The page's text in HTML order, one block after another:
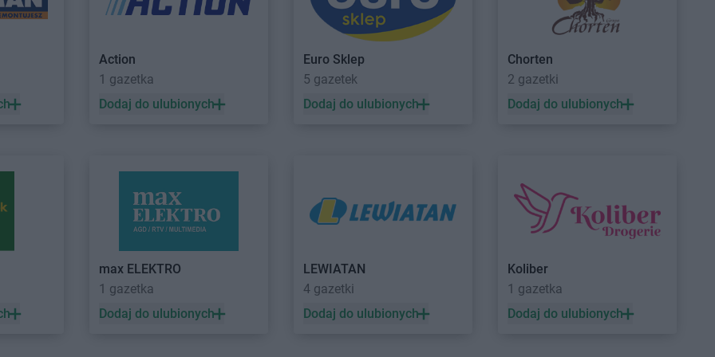
ROSSMANN Ciechocinek
ROSSMANN
ROSSMANN
ROSSMANN Czechowice-
Dziedzice
ROSSMANN Czernichów
ROSSMANN
ROSSMANN Częstochowa
ROSSMANN Dobre Miasto
ROSSMANN Dobrzyń nad Wisłą
ROSSMANN
ROSSMANN Działdowo
ROSSMANN Gołków
ROSSMANN Gorzyce
ROSSMANN Grodzisk
Action
1 gazetka
Dodaj do ulubionych
Euro Sklep
5 gazetek
Dodaj do ulubionych
Chorten
2 gazetki
Dodaj do ulubionych
max ELEKTRO
1 gazetka
Dodaj do ulubionych
LEWIATAN
4 gazetki
Dodaj do ulubionych
Koliber
1 gazetka
Dodaj do ulubionych